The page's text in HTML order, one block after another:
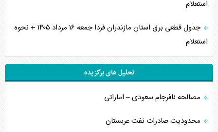
استعلام
جدول قطعی برق استان مازندران فردا جمعه ۱۶ مرداد ۱۴۰۵ + نحوه
استعلام
تحلیل های برگزیده
مصالحه نافرجام سعودی – اماراتی
محدودیت صادرات نفت عربستان